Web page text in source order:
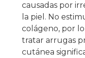
causadas por
la piel. No
colágeno, por
tratar arrugas
cutánea